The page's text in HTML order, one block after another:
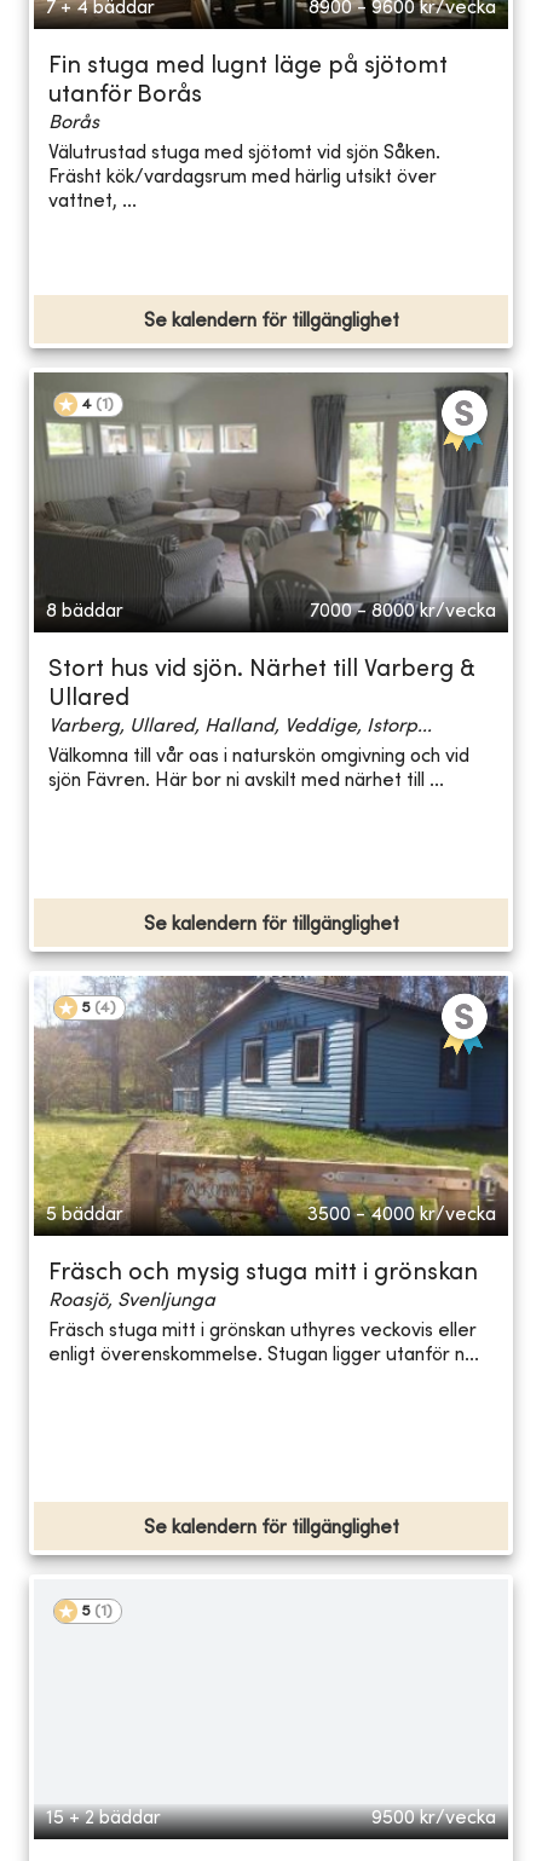
7 + 4 bäddar 8900 - 9600 kr/vecka
Fin stuga med lugnt läge på sjötomt
utanför Borås
Borås
Välutrustad stuga med sjötomt vid sjön Såken.
Fräsht kök/vardagsrum med härlig utsikt över
vattnet, ...
Se kalendern för tillgänglighet
4 (1 )
8 bäddar 7000 - 8000 kr/vecka
Stort hus vid sjön. Närhet till Varberg &
Ullared
Varberg, Ullared, Halland, Veddige, Istorp...
Välkomna till vår oas i naturskön omgivning och vid
sjön Fävren. Här bor ni avskilt med närhet till ...
Se kalendern för tillgänglighet
5 (4)
5 bäddar 3500 - 4000 kr/vecka
Fräsch och mysig stuga mitt i grönskan
Roasjö, Svenljunga
Fräsch stuga mitt i grönskan uthyres veckovis eller
enligt överenskommelse. Stugan ligger utanför n...
Se kalendern för tillgänglighet
5 (1 )
15 + 2 bäddar 9500 kr/vecka